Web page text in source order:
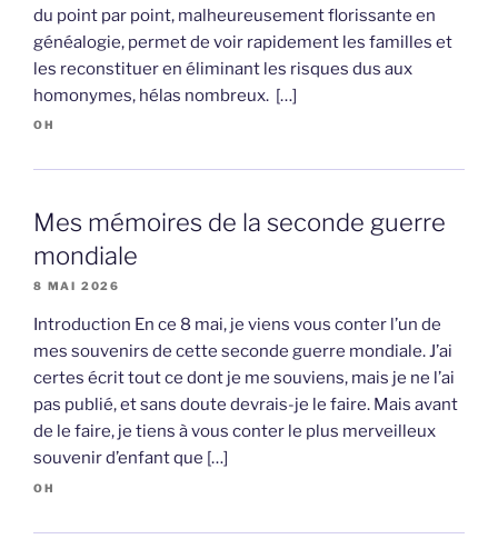
du point par point, malheureusement florissante en
généalogie, permet de voir rapidement les familles et
les reconstituer en éliminant les risques dus aux
homonymes, hélas nombreux. […]
OH
Mes mémoires de la seconde guerre
mondiale
8 MAI 2026
Introduction En ce 8 mai, je viens vous conter l’un de
mes souvenirs de cette seconde guerre mondiale. J’ai
certes écrit tout ce dont je me souviens, mais je ne l’ai
pas publié, et sans doute devrais-je le faire. Mais avant
de le faire, je tiens à vous conter le plus merveilleux
souvenir d’enfant que […]
OH